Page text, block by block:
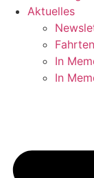
Aktuelles
Fahrten
In
In